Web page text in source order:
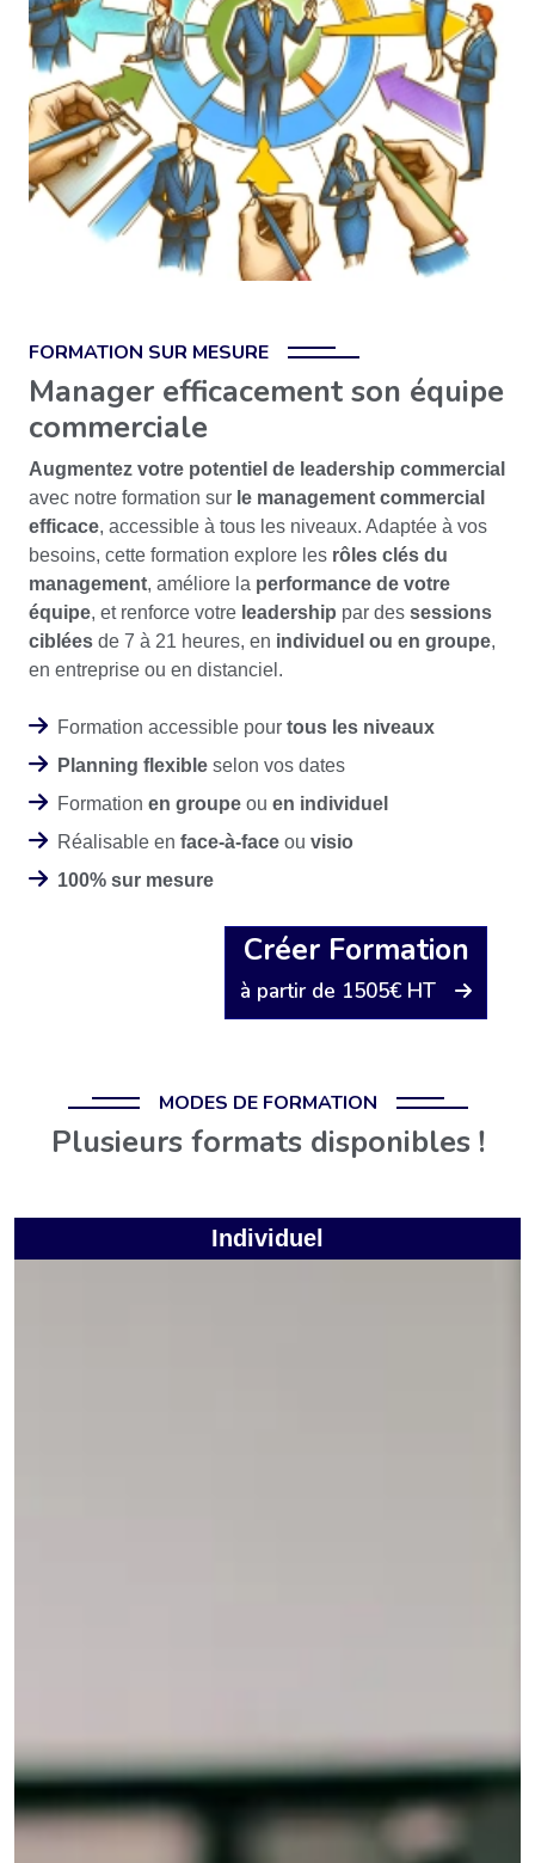
FORMATION SUR MESURE
Manager efficacement son équipe
commerciale
Augmentez votre potentiel de leadership commercial
avec notre formation sur le management commercial
efficace, accessible à tous les niveaux. Adaptée à vos
besoins, cette formation explore les rôles clés du
management, améliore la performance de votre
équipe, et renforce votre leadership par des sessions
ciblées de 7 à 21 heures, en individuel ou en groupe,
en entreprise ou en distanciel.
Formation accessible pour tous les niveaux
Planning flexible selon vos dates
Formation en groupe ou en individuel
Réalisable en face-à-face ou visio
100% sur mesure
Créer Formation
à partir de 1505€ HT
MODES DE FORMATION
Plusieurs formats disponibles !
Individuel